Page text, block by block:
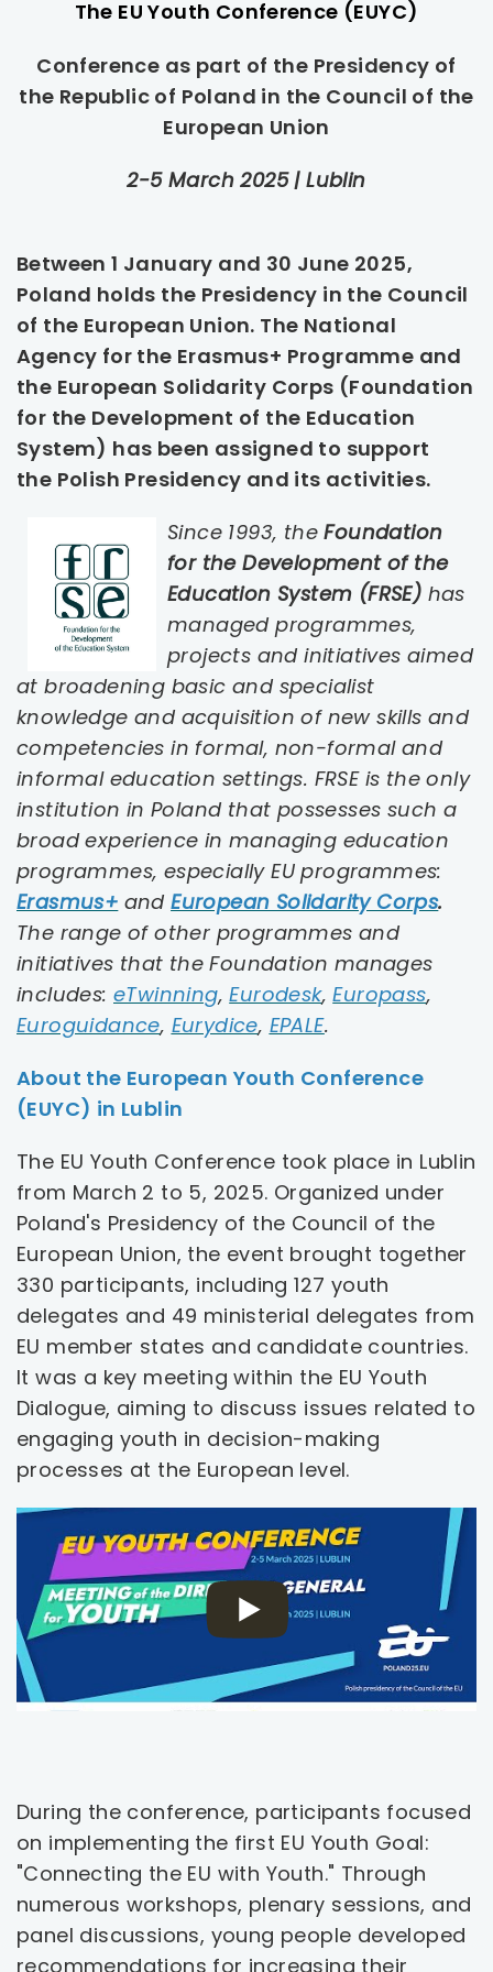
uwaga, link otwiera się w nowej karcie
uwaga, link otwiera się w nowej karcie
uwaga, link otwiera się w nowej karcie
uwaga, link otwiera się w nowej karcie
uwaga, link otwiera się w nowej karcie
uwaga, link otwiera się w nowej karcie
uwaga, link otwiera się w nowej karcie
uwaga, link otwiera się w nowej karcie
uwaga, link otwiera się w nowej karcie
uwaga, link otwiera się w nowej karcie
uwaga, link otwiera się w nowej karcie
uwaga, link otwiera się w nowej karcie
uwaga, link otwiera się w nowej karcie
uwaga, link otwiera się w nowej karcie
uwaga, link otwiera się w nowej karcie
uwaga, link otwiera się w nowej karcie
uwaga, link otwiera się w nowej karcie
uwaga, link otwiera się w nowej karcie
uwaga, link otwiera się w nowej karcie
The EU Youth Conference (EUYC)
Conference as part of the Presidency of
the Republic of Poland in the Council of the
European Union
2-5 March 2025 | Lublin
Between 1 January and 30 June 2025,
Poland holds the Presidency in the Council
of the European Union. The National
Agency for the Erasmus+ Programme and
the European Solidarity Corps (Foundation
for the Development of the Education
System) has been assigned to support
the Polish Presidency and its activities.
Since 1993, theFoundation
for the Development of the
Education System (FRSE) has
managed programmes,
projects and initiatives aimed
at broadening basic and specialist
knowledge and acquisition of new skills and
competencies in formal, non-formal and
informal education settings. FRSE is the only
institution in Poland that possesses such a
broad experience in managing education
programmes, especially EU programmes:
Erasmus+uwaga,
link
otwiera
się
w
karcie
andEuropean Solidarity Corps.
The range of other programmes and
initiatives that the Foundation manages
includes:eTwinninguwaga,
link
się
karcie
,Eurodeskuwaga,
link
się
nowej
karcie
,Europass
nowej
karcie
,
Euroguidanceuwaga,
otwiera
się
w
nowej
karcie
, Eurydiceuwaga,
otwiera
nowej
karcie
, EPALEuwaga,
otwiera
nowej
karcie
.
About the European Youth Conference
(EUYC) in Lublin
The EU Youth Conference took place in Lublin
from March 2 to 5, 2025. Organized under
Poland's Presidency of the Council of the
European Union, the event brought together
330 participants, including 127 youth
delegates and 49 ministerial delegates from
EU member states and candidate countries.
It was a key meeting within the EU Youth
Dialogue, aiming to discuss issues related to
engaging youth in decision-making
processes at the European level.​
During the conference, participants focused
on implementing the first EU Youth Goal:
"Connecting the EU with Youth." Through
numerous workshops, plenary sessions, and
panel discussions, young people developed
recommendations for increasing their